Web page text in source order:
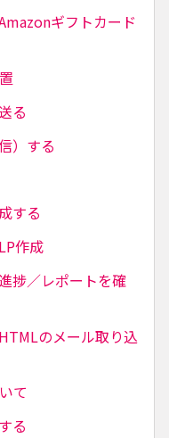
ギフトカード
る
）する
する
作成
捗／レポートを確
のメール取り込
て
る